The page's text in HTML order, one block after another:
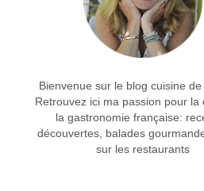
Bienvenue sur le blog cuisine
Retrouvez ici ma passion pour la
la gastronomie française:
découvertes, balades
sur les restaurants